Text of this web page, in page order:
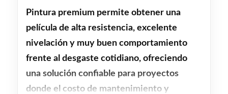
Pintura premium permite obtener una
película de alta resistencia, excelente
nivelación y muy buen comportamiento
frente al desgaste cotidiano, ofreciendo
una solución confiable para proyectos
donde el costo de mantenimiento y